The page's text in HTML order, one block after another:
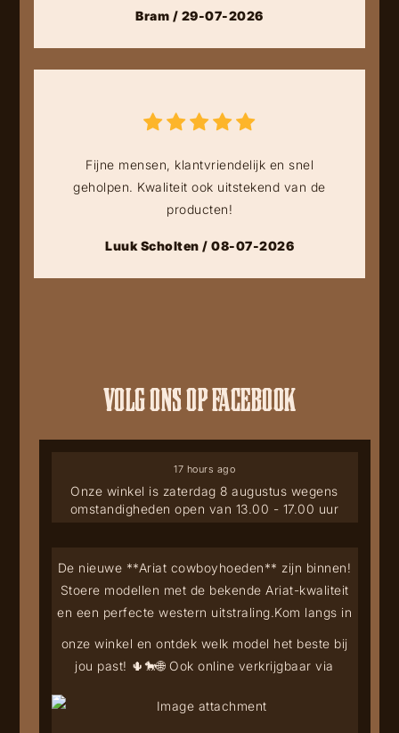
Bram / 29-07-2026
Fijne mensen, klantvriendelijk en snel
geholpen. Kwaliteit ook uitstekend van de
producten!
Luuk Scholten / 08-07-2026
VOLG ONS OP FACEBOOK
Onze winkel is zaterdag 8 augustus wegens
omstandigheden open van 13.00 - 17.00 uur
17 hours ago
De nieuwe **Ariat cowboyhoeden** zijn binnen!
Stoere modellen met de bekende Ariat-kwaliteit
en een perfecte western uitstraling.Kom langs in
onze winkel en ontdek welk model het beste bij
jou past! 🌵🐎🌐 Ook online verkrijgbaar via